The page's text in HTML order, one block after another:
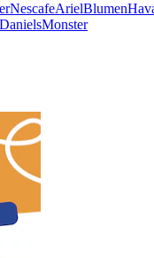
NescafeArielBlumen
Monster